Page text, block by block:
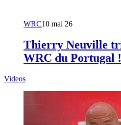
WRC10 mai 26
Thierry Neuville
WRC du Portugal !
Videos